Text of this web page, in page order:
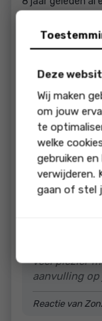
voor uitbreiding
En dat advies
volgen.
nieuwe
enkele dagen
terugverdienen
werk, alles ziet
reactie
kunnen
klanten dat
veel plezier
aanvulling op
Reactie van
Deze
Wij maken
om jouw
te
welke
gebruiken
verwijderen.
gaan of stel